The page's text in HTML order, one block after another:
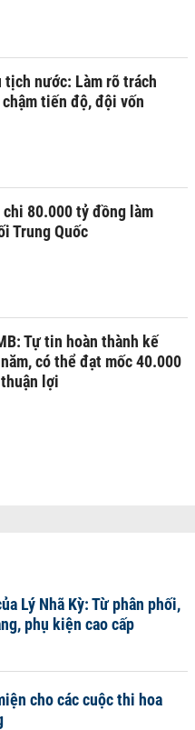
tịch nước: Làm rõ trách
tiến độ, đội vốn
80.000 tỷ đồng làm
Trung Quốc
Tự tin hoàn thành kế
có thể đạt mốc 40.000
lợi
Lý Nhã Kỳ: Từ phân phối,
phụ kiện cao cấp
cho các cuộc thi hoa